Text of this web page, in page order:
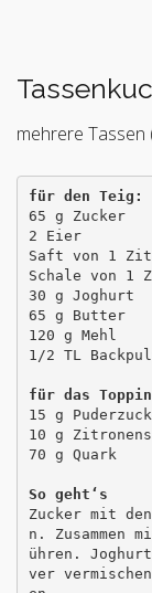
mehrere Tassen
65 g Zucker
2 Eier
Saft von 1
Schale von 1
30 g Joghurt
65 g Butter
120 g Mehl
1/2 TL
15 g
10 g
70 g Quark
So geht‘s
Zucker mit
n. Zusammen
ühren.
ver